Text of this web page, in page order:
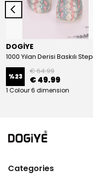
DOGİYE
%23
€ 64.99
€ 49.99
1 Colour 6 dimension
Categories